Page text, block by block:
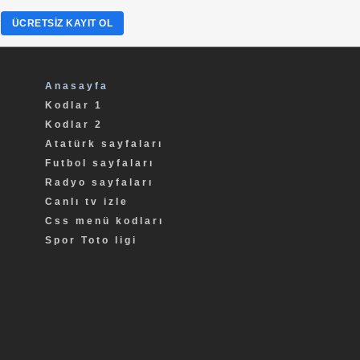
Anasayfa
Kodlar 1
Kodlar 2
Atatürk sayfaları
Futbol sayfaları
Radyo sayfaları
Canlı tv izle
Css menü kodları
Spor Toto ligi
ÜCRETSIZ KAYIT OL